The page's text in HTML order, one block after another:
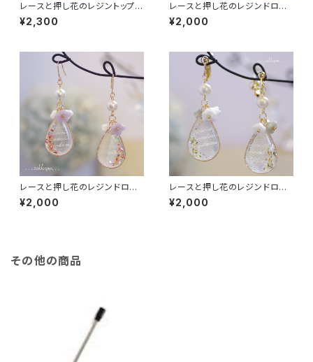
レースと押し花のレジントップピ
アス
¥2,300
レースと押し花のレジンドロッ
プ耳飾り
¥2,000
レースと押し花のレジンドロッ
プ耳飾り
¥2,000
レースと押し花のレジンドロッ
プ耳飾り
¥2,000
その他の商品